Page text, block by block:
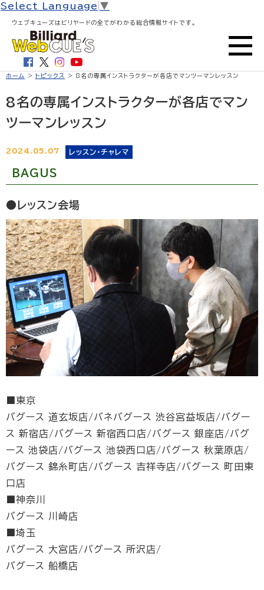
Select Language ▼
ウェブキューズはビリヤードの全てがわかる総合情報サイトです。
ホーム > トピックス > 8名の専属インストラクターが各店でマンツーマンレッスン
8名の専属インストラクターが各店でマン
ツーマンレッスン
2024.05.07 レッスン・チャレマ
BAGUS
●レッスン会場
■東京
バグース 道玄坂店/バネバグース 渋谷宮益坂店/バグー
ス 新宿店/バグース 新宿西口店/バグース 銀座店/バグ
ース 池袋店/バグース 池袋西口店/バグース 秋葉原店/
バグース 錦糸町店/バグース 吉祥寺店/バグース 町田東
口店
■神奈川
バグース 川崎店
■埼玉
バグース 大宮店/バグース 所沢店/
バグース 船橋店